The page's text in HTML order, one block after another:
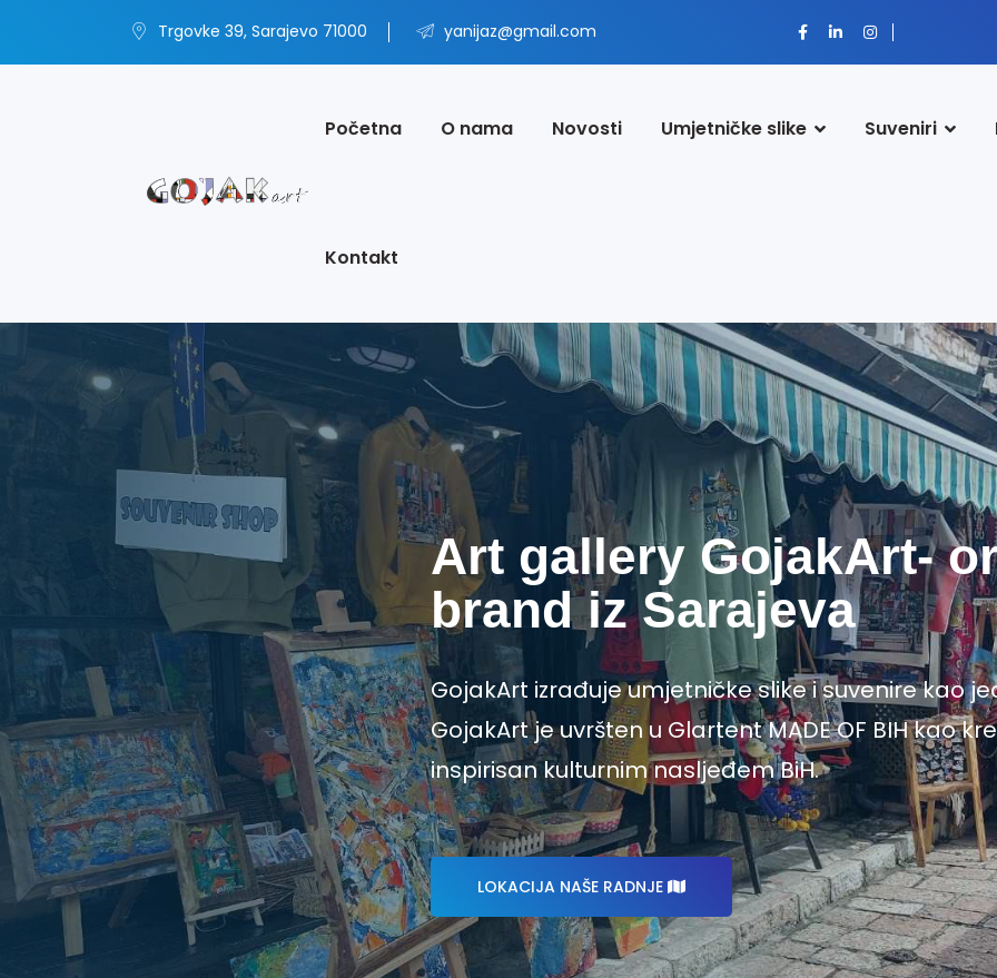
Trgovke 39, Sarajevo 71000 yanijaz@gmail.com
Početna O nama Novosti Umjetničke slike Suveniri
Kontakt
Art gallery GojakArt-
brand iz Sarajeva
GojakArt izrađuje umjetničke slike i suvenire kao
GojakArt je uvršten u Glartent MADE OF BIH kao
inspirisan kulturnim nasljeđem BiH.
LOKACIJA NAŠE RADNJE